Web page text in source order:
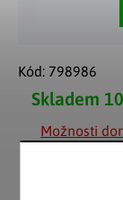
Skladem
Možnosti
Kód: 798986